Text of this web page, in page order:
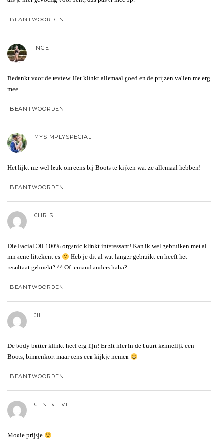
BEANTWOORDEN
INGE
Bedankt voor de review. Het klinkt allemaal goed en de prijzen vallen me erg
mee.
BEANTWOORDEN
MYSIMPLYSPECIAL
Het lijkt me wel leuk om eens bij Boots te kijken wat ze allemaal hebben!
BEANTWOORDEN
CHRIS
Die Facial Oil 100% organic klinkt interessant! Kan ik wel gebruiken met al
mn acne littekentjes
Heb je dit al wat langer gebruikt en heeft het
resultaat geboekt? ^^ Of iemand anders haha?
BEANTWOORDEN
JILL
De body butter klinkt heel erg fijn! Er zit hier in de buurt kennelijk een
Boots, binnenkort maar eens een kijkje nemen
BEANTWOORDEN
GENEVIEVE
Mooie prijsje